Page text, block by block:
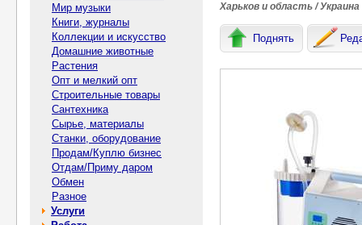
Мир музыки
Книги, журналы
Коллекции и искусство
Домашние животные
Растения
Опт и мелкий опт
Строительные товары
Сантехника
Сырье, материалы
Станки, оборудование
Продам/Куплю бизнес
Отдам/Приму даром
Обмен
Разное
Услуги
Харьков и область / Украина
Поднять